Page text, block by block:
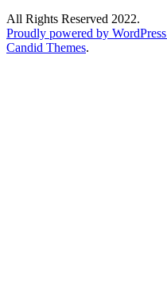
All Rights Reserved 2022.
Proudly powered by WordPress
Candid Themes.